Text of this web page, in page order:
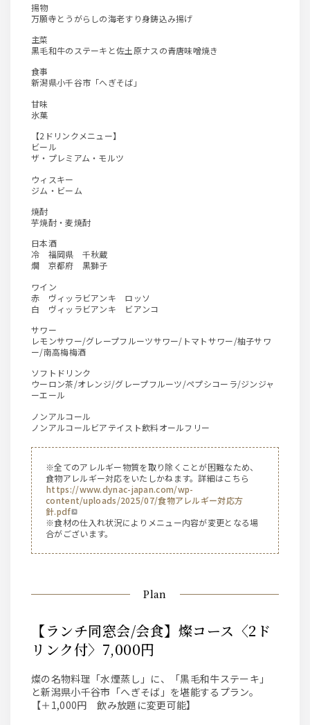
揚物
万願寺とうがらしの海老すり身鋳込み揚げ
主菜
黒毛和牛のステーキと佐土原ナスの青唐味噌焼き
食事
新潟県小千谷市「へぎそば」
甘味
氷菓
【2ドリンクメニュー】
ビール
ザ・プレミアム・モルツ
ウィスキー
ジム・ビーム
焼酎
芋焼酎・麦焼酎
日本酒
冷 福岡県 千秋蔵
燗 京都府 黒獅子
ワイン
赤 ヴィッラビアンキ ロッソ
白 ヴィッラビアンキ ビアンコ
サワー
レモンサワー/グレープフルーツサワー/トマトサワー/柚子サワ
ー/南高梅梅酒
ソフトドリンク
ウーロン茶/オレンジ/グレープフルーツ/ペプシコーラ/ジンジャ
ーエール
ノンアルコール
ノンアルコールビアテイスト飲料オールフリー
※全てのアレルギー物質を取り除くことが困難なため、
食物アレルギー対応をいたしかねます。詳細はこちら
https://www.dynac-japan.com/wp-
content/uploads/2025/07/食物アレルギー対応方
針.pdf
※食材の仕入れ状況によりメニュー内容が変更となる場
合がございます。
Plan
【ランチ同窓会/会食】燦コース〈2ド
リンク付〉7,000円
燦の名物料理「水煙蒸し」に、「黒毛和牛ステーキ」
と新潟県小千谷市「へぎそば」を堪能するプラン。
【＋1,000円 飲み放題に変更可能】